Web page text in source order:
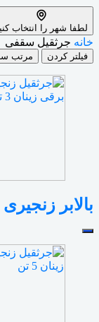
لطفا شهر را انتخاب
خانه جرثقیل سقفی
فیلتر کردن مرتب
بالابر زنجیری